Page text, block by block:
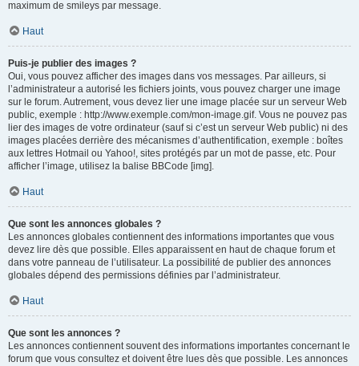
maximum de smileys par message.
Haut
Puis-je publier des images ?
Oui, vous pouvez afficher des images dans vos messages. Par ailleurs, si
l’administrateur a autorisé les fichiers joints, vous pouvez charger une image
sur le forum. Autrement, vous devez lier une image placée sur un serveur Web
public, exemple : http://www.exemple.com/mon-image.gif. Vous ne pouvez pas
lier des images de votre ordinateur (sauf si c’est un serveur Web public) ni des
images placées derrière des mécanismes d’authentification, exemple : boîtes
aux lettres Hotmail ou Yahoo!, sites protégés par un mot de passe, etc. Pour
afficher l’image, utilisez la balise BBCode [img].
Haut
Que sont les annonces globales ?
Les annonces globales contiennent des informations importantes que vous
devez lire dès que possible. Elles apparaissent en haut de chaque forum et
dans votre panneau de l’utilisateur. La possibilité de publier des annonces
globales dépend des permissions définies par l’administrateur.
Haut
Que sont les annonces ?
Les annonces contiennent souvent des informations importantes concernant le
forum que vous consultez et doivent être lues dès que possible. Les annonces